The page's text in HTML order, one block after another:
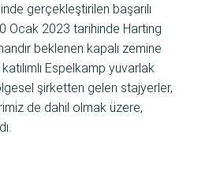
gerçekleştirilen başarılı
Ocak 2023 tarihinde Harting
beklenen kapalı zemine
Espelkamp yuvarlak
şirketten gelen stajyerler,
de dahil olmak üzere,